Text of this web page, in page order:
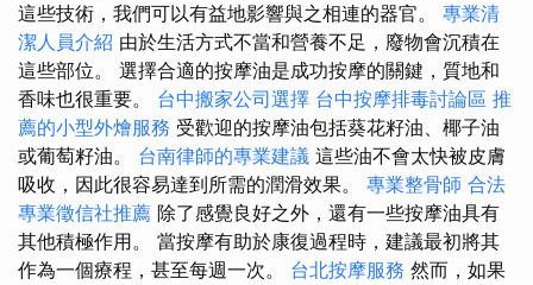
這些技術，我們可以有益地影響與之相連的器官。 專業清
潔人員介紹 由於生活方式不當和營養不足，廢物會沉積在
這些部位。 選擇合適的按摩油是成功按摩的關鍵，質地和
香味也很重要。 台中搬家公司選擇 台中按摩排毒討論區 推
薦的小型外燴服務 受歡迎的按摩油包括葵花籽油、椰子油
或葡萄籽油。 台南律師的專業建議 這些油不會太快被皮膚
吸收，因此很容易達到所需的潤滑效果。 專業整骨師 合法
專業徵信社推薦 除了感覺良好之外，還有一些按摩油具有
其他積極作用。 當按摩有助於康復過程時，建議最初將其
作為一個療程，甚至每週一次。 台北按摩服務 然而，如果